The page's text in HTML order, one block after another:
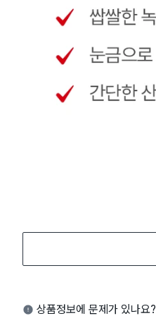
상품정보에 문제가 있나요?